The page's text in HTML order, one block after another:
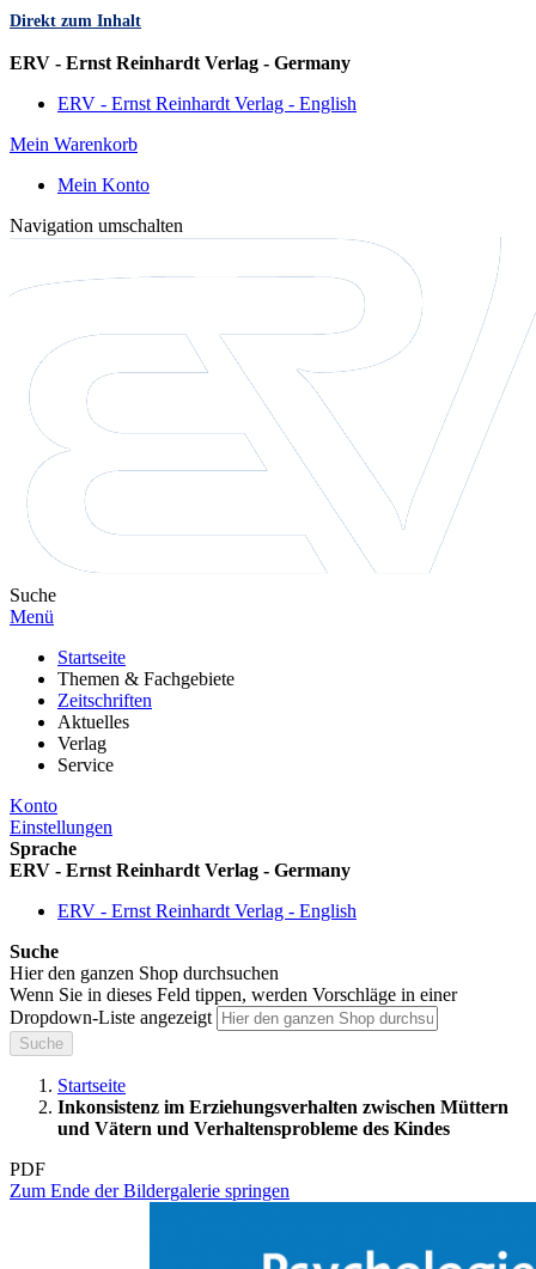
Direkt zum Inhalt
ERV - Ernst Reinhardt Verlag - Germany
ERV - Ernst Reinhardt Verlag - English
Mein Warenkorb
Mein Konto
Navigation umschalten
Suche
Menü
Startseite
Themen & Fachgebiete
Zeitschriften
Aktuelles
Verlag
Service
Konto
Einstellungen
Sprache
ERV - Ernst Reinhardt Verlag - Germany
ERV - Ernst Reinhardt Verlag - English
Suche
Hier den ganzen Shop durchsuchen
Wenn Sie in dieses Feld tippen, werden Vorschläge in einer
Dropdown-Liste angezeigt
Suche
Startseite
Inkonsistenz im Erziehungsverhalten zwischen Müttern
und Vätern und Verhaltensprobleme des Kindes
PDF
Zum Ende der Bildergalerie springen